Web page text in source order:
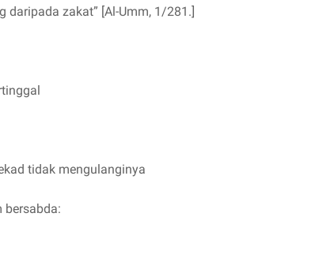
daripada zakat” [Al-Umm, 1/281.]
tidak mengulanginya
bersabda: